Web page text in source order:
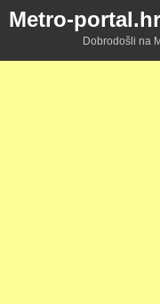
Metro-portal.hr
Dobrodošli na